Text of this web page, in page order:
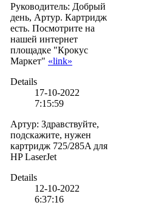
Руководитель: Добрый
день, Артур. Картридж
есть. Посмотрите на
нашей интернет
площадке "Крокус
Маркет" «link»
Details
17-10-2022
7:15:59
Артур: Здравствуйте,
подскажите, нужен
картридж 725/285A для
HP LaserJet
Details
12-10-2022
6:37:16